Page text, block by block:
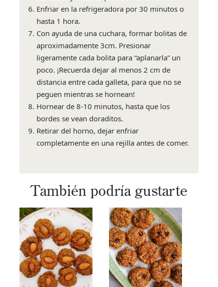
Enfriar en la refrigeradora por 30 minutos o
hasta 1 hora.
Con ayuda de una cuchara, formar bolitas de
aproximadamente 3cm. Presionar
ligeramente cada bolita para “aplanarla” un
poco. ¡Recuerda dejar al menos 2 cm de
distancia entre cada galleta, para que no se
peguen mientras se hornean!
Hornear de 8-10 minutos, hasta que los
bordes se vean doraditos.
Retirar del horno, dejar enfriar
completamente en una rejilla antes de comer.
También podría gustarte